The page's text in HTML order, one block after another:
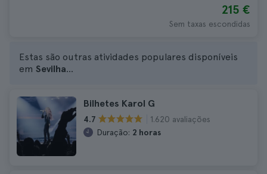
215 €
Sem taxas escondidas
Estas são outras atividades populares disponíveis
em Sevilha...
Bilhetes Karol G
4.7
1.620 avaliações
Duração: 2 horas